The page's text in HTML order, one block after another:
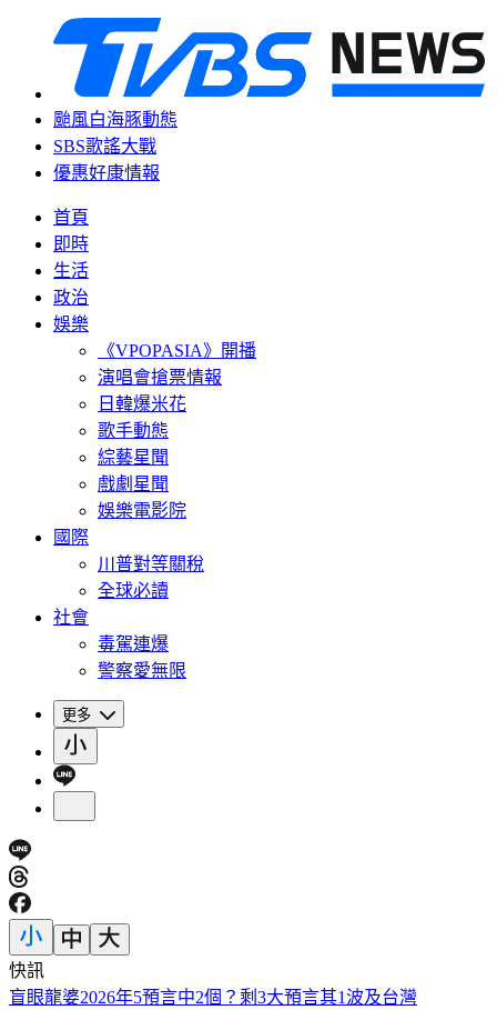
颱風白海豚動態
SBS歌謠大戰
優惠好康情報
首頁
即時
生活
政治
娛樂
《VPOPASIA》開播
演唱會搶票情報
日韓爆米花
歌手動態
綜藝星聞
戲劇星聞
娛樂電影院
國際
川普對等關稅
全球必讀
社會
毒駕連爆
警察愛無限
更多
快訊
致癌油爭議延燒！拍板20%下架標準 林靜儀：衛福部全體負